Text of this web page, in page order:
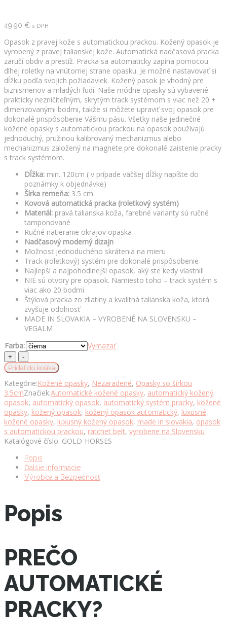
49.90 € s DPH
Opasok z pravej kože s automatickou prackou. Kožený opasok je
vyrobený z pravej talianskej kože. Automatická nadčasová pracka
zaručí obdiv a prestíž. Pracka sa automaticky zapína pomocou
dlhej roletky na vnútornej strane opasku. Je možné nastavovať si
dĺžku podľa svojich požiadaviek. Kožený pasok je vhodný pre
biznismenov a mladých ľudí. Naše módne opasky sú vybavené
prakticky nezničiteľným, skrytým track systémom s viac než 20 +
dimenzovanými bodmi, takže si môžete upraviť svoj opasok pre
dokonalé prispôsobenie Vášmu pásu. Všetky naše jedinečné
kožené opasky s automatickou prackou na opasok používajú
jednoduchý, pružinou kalibrovaný mechanizmus alebo
mechanizmus založený na magnete pre dokonalé zaistenie pracky
s track systémom.
Dĺžka: min. 120cm ( v prípade väčšej dĺžky napíšte do
poznámky k objednávke)
Šírka remeňa: 3.5 cm
Kovová automatická pracka (roletkový systém)
Materiál: pravá talianska koža, farebné varianty sú ručné
tamponované
Ručné natieranie okrajov opaska
Nadčasový moderný dizajn
Možnosť jednoduchého skrátenia na mieru
Track (roletkový) systém pre dokonalé prispôsobenie
Najlepší a najpohodlnejší opasok, aký ste kedy vlastnili
NIE sú otvory pre opasok. Namiesto toho – track systém s
viac ako 20 bodmi
Štýlová pracka zo zliatiny a kvalitná talianska koža, ktorá
zvyšuje odolnosť
MADE IN SLOVAKIA – VYROBENÉ NA SLOVENSKU –
VEGALM
Farba:
Vymazať
Opasok
z
pravej
kože
s
automatickou
prackou
GOLD
HORSES
množstvo
Pridať do košíka
Kategórie:Kožené opasky, Nezaradené, Opasky so šírkou
3.5cmZnačiek:Automatické kožené opasky, automatický kožený
opasok, automatický opasok, automatický systém pracky, kožené
opasky, kožený opasok, kožený opasok automatický, luxusné
kožené opasky, luxusný kožený opasok, made in slovakia, opasok
s automatickou prackou, ratchet belt, vyrobene na Slovensku
Katalógové číslo: GOLD-HORSES
Popis
Ďalšie informácie
Výrobca a Bezpečnosť
Popis
PREČO
AUTOMATICKÉ
PRACKY?